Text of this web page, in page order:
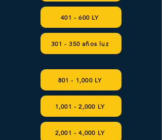
401 - 600 LY
301 - 350 años luz
801 - 1,000 LY
1,001 - 2,000 LY
2,001 - 4,000 LY